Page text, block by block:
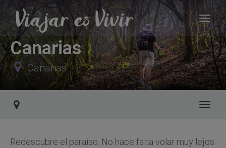
Canarias
Canarias
Redescubre el paraíso. No hace falta volar muy lejos